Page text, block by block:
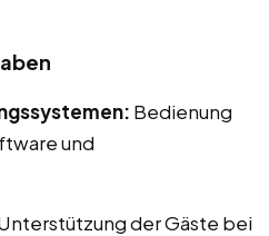
Bedienung
und
der Gäste bei